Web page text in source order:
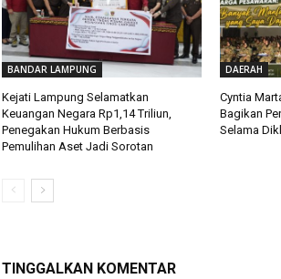
BANDAR LAMPUNG
Kejati Lampung Selamatkan
Keuangan Negara Rp1,14 Triliun,
Penegakan Hukum Berbasis
Pemulihan Aset Jadi Sorotan
DAERAH
Cyntia
Bagikan
Selama
TINGGALKAN KOMENTAR